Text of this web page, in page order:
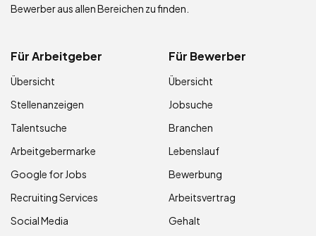
Bewerber aus allen Bereichen zu finden.
Für Arbeitgeber
Übersicht
Stellenanzeigen
Talentsuche
Arbeitgebermarke
Google for Jobs
Recruiting Services
Social Media
Für Bewerber
Übersicht
Jobsuche
Branchen
Lebenslauf
Bewerbung
Arbeitsvertrag
Gehalt